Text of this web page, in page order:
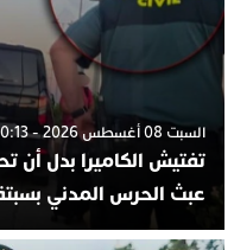
السبت 08 أغسطس 2026 - 10:13
تفتيش الكاميرا بدل أن
عبث الحرس المدني